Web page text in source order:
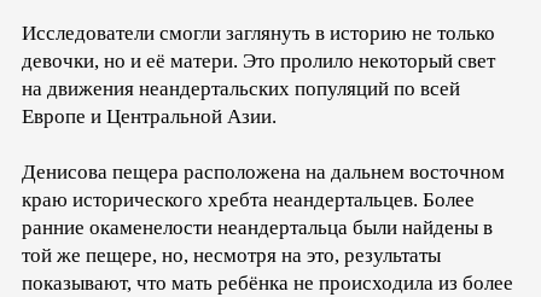
Исследователи смогли заглянуть в историю не только
девочки, но и её матери. Это пролило некоторый свет
на движения неандертальских популяций по всей
Европе и Центральной Азии.
Денисова пещера расположена на дальнем восточном
краю исторического хребта неандертальцев. Более
ранние окаменелости неандертальца были найдены в
той же пещере, но, несмотря на это, результаты
показывают, что мать ребёнка не происходила из более